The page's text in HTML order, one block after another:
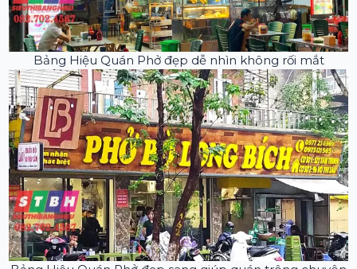
Bảng Hiệu Quán Phở đẹp dễ nhìn không rối mắt